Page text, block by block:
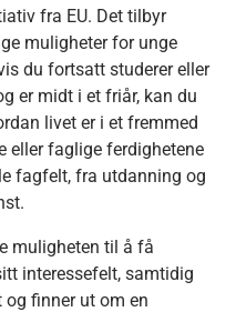
fra EU. Det tilbyr
muligheter for unge
du fortsatt studerer eller
er midt i et friår, kan du
livet er i et fremmed
eller faglige ferdighetene
fagfelt, fra utdanning og
muligheten til å få
interessefelt, samtidig
finner ut om en